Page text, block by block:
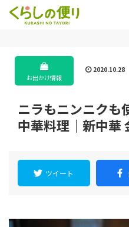
お出かけ情報
2020.10.28
ニラもニンニクも
中華料理｜新中華
ツイート